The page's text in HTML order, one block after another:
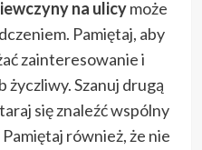
na ulicymoże
Pamiętaj, aby
zainteresowanie i
życzliwy. Szanuj drugą
się znaleźć wspólny
również, że nie